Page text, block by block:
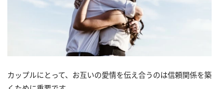
カップルにとって、お互いの愛情を伝え合うのは信頼関係を築